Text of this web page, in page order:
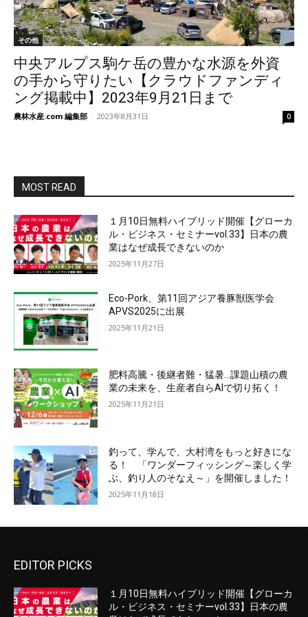
その他
中央アルプス駒ケ岳の豊かな水源を外資
の手から守りたい【クラウドファンディ
ング掲載中】2023年9月21日まで
農林水産.com 編集部 - 2023年8月31日 0
MOST READ
１月10日無料ハイブリッド開催【グローカ
ル・ビジネス・セミナーvol.33】日本の農
業はなぜ成長できないのか
2025年11月27日
Eco-Pork、第11回アジア養豚獣医学会
APVS2025に出展
2025年11月21日
肥料高騰・後継者難・猛暑…課題山積の農
業の未来を、生産者自らAIで切り拓く！
2025年11月21日
釣って、学んで、大村湾をもっと好きにな
る！ 「ワンダーフィッシング～楽しく学
ぶ、釣り人のそなえ～」を開催しました！
2025年11月18日
EDITOR PICKS
１月10日無料ハイブリッド開催【グローカ
ル・ビジネス・セミナーvol.33】日本の農